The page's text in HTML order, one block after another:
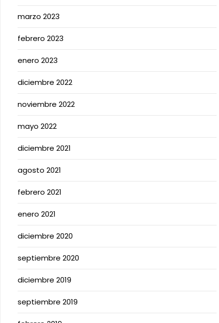
marzo 2023
febrero 2023
enero 2023
diciembre 2022
noviembre 2022
mayo 2022
diciembre 2021
agosto 2021
febrero 2021
enero 2021
diciembre 2020
septiembre 2020
diciembre 2019
septiembre 2019